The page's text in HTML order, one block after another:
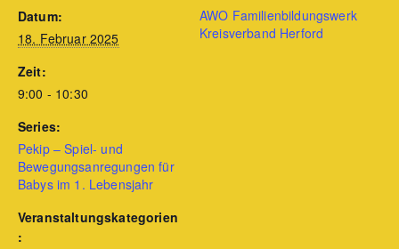
Datum:
18. Februar 2025
Zeit:
9:00 - 10:30
Series:
Pekip – Spiel- und
Bewegungsanregungen für
Babys im 1. Lebensjahr
Veranstaltungskategorien
:
AWO Familienbildungswerk
Kreisverband Herford